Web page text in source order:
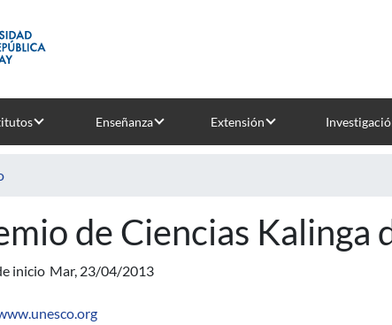
Enseñanza Extensión
de Ciencias Kalinga
inicio Mar, 23/04/2013